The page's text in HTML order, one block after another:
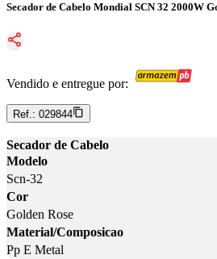
Secador de Cabelo Mondial SCN 32 2000W
Vendido e entregue por:
Ref.: 029844
Secador de Cabelo
Modelo
Scn-32
Cor
Golden Rose
Material/Composicao
Pp E Metal